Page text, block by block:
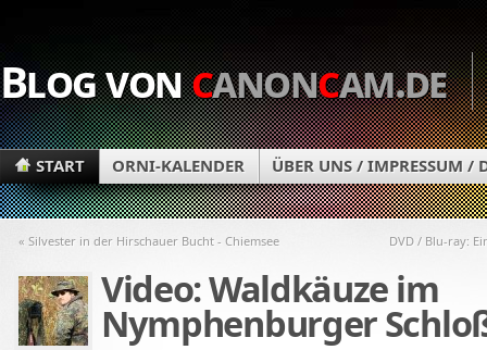
Blog voncanoncam.de
START ORNI-KALENDER ÜBER UNS / IMPRESSUM /
« Silvester in der Hirschauer Bucht - Chiemsee DVD / Blu-ray:
Video: Waldkäuze im
Nymphenburger